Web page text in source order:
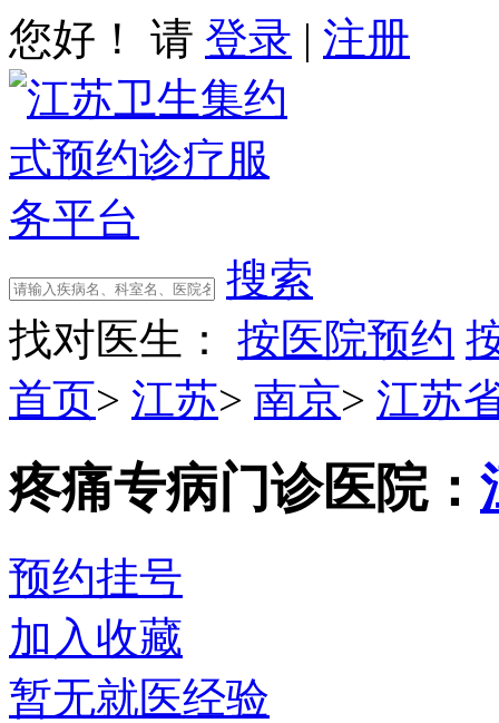
您好！ 请 登录 | 注册
搜索
找对医生：
按医院预约
首页> 江苏> 南京> 江苏
疼痛专病门诊医院：
预约挂号
加入收藏
暂无就医经验